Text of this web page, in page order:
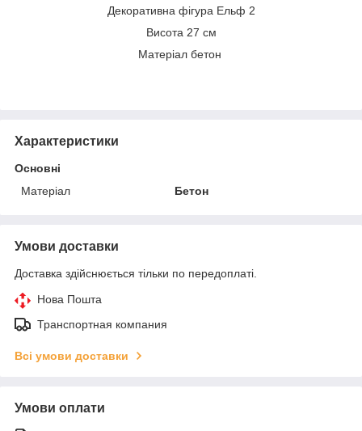
Декоративна фігура Ельф 2
Висота 27 см
Матеріал бетон
Характеристики
Основні
Матеріал
Бетон
Умови доставки
Доставка здійснюється тільки по передоплаті.
Нова Пошта
Транспортная компания
Всі умови доставки
Умови оплати